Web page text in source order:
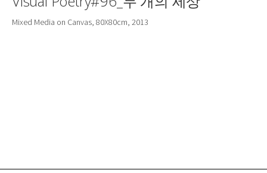
Mixed Media on Canvas, 80X80cm, 2013